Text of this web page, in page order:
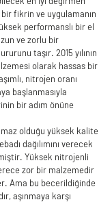
fikrin ve uygulamanın
performanslı bir el
ve zorlu bir
taşır. 2015 yılının
olarak hassas bir
nitrojen oranı
başlanmasıyla
bir adım önüne
olduğu yüksek kalite
dağılımını verecek
Yüksek nitrojenli
zor bir malzemedir
Ama bu becerildiğinde
aşınmaya karşı